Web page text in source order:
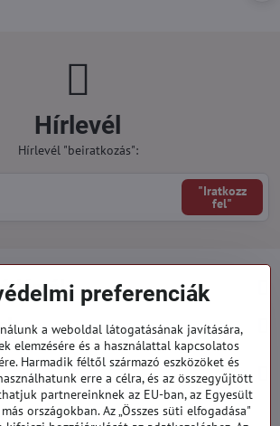
Hírlevél
Hírlevél "beiratkozás":
"Iratkozz
fel"
preferenciák
a weboldal látogatásának javítására,
elemzésére és a használattal kapcsolatos
Harmadik féltől származó eszközöket és
erre a célra, és az összegyűjtött
partnereinknek az EU-ban, az Egyesült
országokban. Az „Összes süti elfogadása"